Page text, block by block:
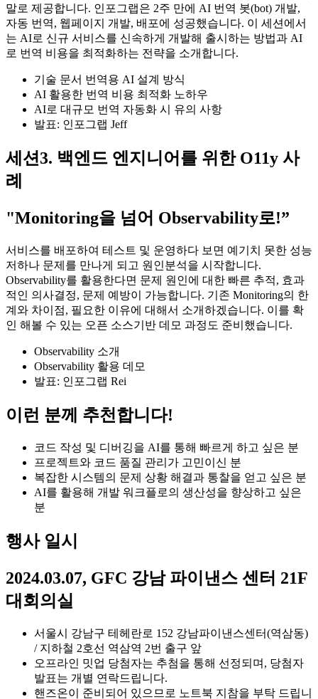
말로 제공합니다. 인포그랩은 2주 만에 AI 번역 봇(bot) 개발,
자동 번역, 웹페이지 개발, 배포에 성공했습니다. 이 세션에서
는 AI로 신규 서비스를 신속하게 개발해 출시하는 방법과 AI
로 번역 비용을 최적화하는 전략을 소개합니다.
기술 문서 번역용 AI 설계 방식
AI 활용한 번역 비용 최적화 노하우
AI로 대규모 번역 자동화 시 유의 사항
발표: 인포그랩 Jeff
세션3. 백엔드 엔지니어를 위한 O11y 사
례
"Monitoring을 넘어 Observability로!”
서비스를 배포하여 테스트 및 운영하다 보면 예기치 못한 성능
저하나 문제를 만나게 되고 원인분석을 시작합니다.
Observability를 활용한다면 문제 원인에 대한 빠른 추적, 효과
적인 의사결정, 문제 예방이 가능합니다. 기존 Monitoring의 한
계와 차이점, 필요한 이유에 대해서 소개하겠습니다. 이를 확
인 해볼 수 있는 오픈 소스기반 데모 과정도 준비했습니다.
Observability 소개
Observability 활용 데모
발표: 인포그랩 Rei
이런 분께 추천합니다!
코드 작성 및 디버깅을 AI를 통해 빠르게 하고 싶은 분
프로젝트와 코드 품질 관리가 고민이신 분
복잡한 시스템의 문제 상황 해결과 통찰을 얻고 싶은 분
AI를 활용해 개발 워크플로의 생산성을 향상하고 싶은
분
행사 일시
2024.03.07, GFC 강남 파이낸스 센터 21F
대회의실
서울시 강남구 테헤란로 152 강남파이낸스센터(역삼동)
/ 지하철 2호선 역삼역 2번 출구 앞
오프라인 밋업 당첨자는 추첨을 통해 선정되며, 당첨자
발표는 개별 연락드립니다.
핸즈온이 준비되어 있으므로 노트북 지참을 부탁 드립니